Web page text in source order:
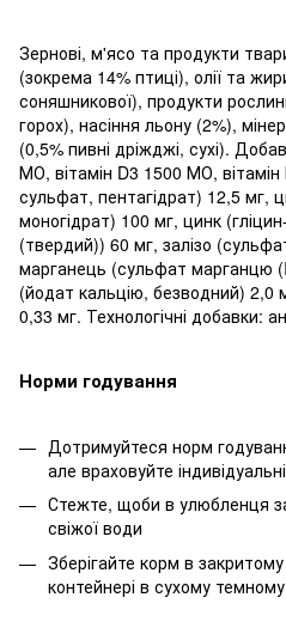
Зернові, м'ясо та продукти
(зокрема 14% птиці), олії та
соняшникової), продукти
горох), насіння льону (2%),
(0,5% пивні дріжджі, сухі).
МО, вітамін D3 1500 МО, вітамін
сульфат, пентагідрат) 12,5 мг,
моногідрат) 100 мг, цинк
(твердий)) 60 мг, залізо
марганець (сульфат марганцю
(йодат кальцію, безводний) 2,0
0,33 мг. Технологічні добавки:
Норми годування
Дотримуйтеся норм
але враховуйте
Стежте, щоби в улюбленця
свіжої води
Зберігайте корм в
контейнері в сухому темному